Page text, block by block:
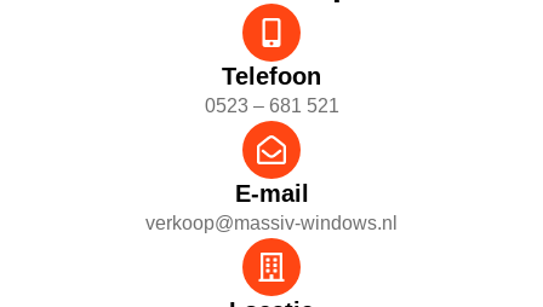
Telefoon
0523 – 681 521
E-mail
verkoop@massiv-windows.nl